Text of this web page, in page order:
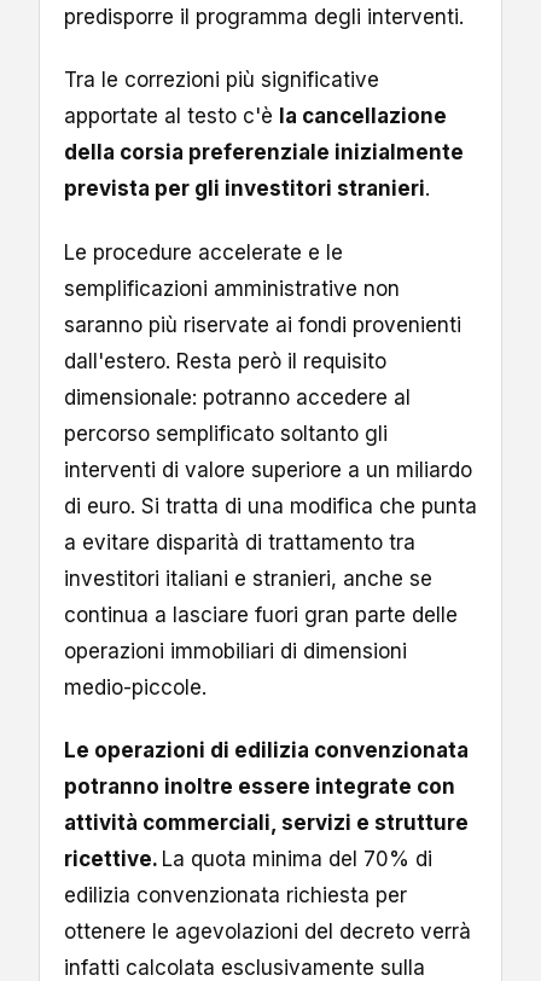
predisporre il programma degli interventi.
Tra le correzioni più significative
apportate al testo c'è la cancellazione
della corsia preferenziale inizialmente
prevista per gli investitori stranieri.
Le procedure accelerate e le
semplificazioni amministrative non
saranno più riservate ai fondi provenienti
dall'estero. Resta però il requisito
dimensionale: potranno accedere al
percorso semplificato soltanto gli
interventi di valore superiore a un miliardo
di euro. Si tratta di una modifica che punta
a evitare disparità di trattamento tra
investitori italiani e stranieri, anche se
continua a lasciare fuori gran parte delle
operazioni immobiliari di dimensioni
medio-piccole.
Le operazioni di edilizia convenzionata
potranno inoltre essere integrate con
attività commerciali, servizi e strutture
ricettive. La quota minima del 70% di
edilizia convenzionata richiesta per
ottenere le agevolazioni del decreto verrà
infatti calcolata esclusivamente sulla